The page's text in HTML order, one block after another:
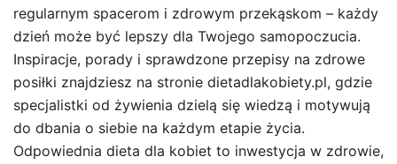
regularnym spacerom i zdrowym przekąskom – każdy
dzień może być lepszy dla Twojego samopoczucia.
Inspiracje, porady i sprawdzone przepisy na zdrowe
posiłki znajdziesz na stronie dietadlakobiety.pl, gdzie
specjalistki od żywienia dzielą się wiedzą i motywują
do dbania o siebie na każdym etapie życia.
Odpowiednia dieta dla kobiet to inwestycja w zdrowie,